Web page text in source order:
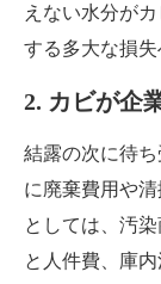
えない水分が
する多大な損失
2. カビが企
結露の次に待
に廃棄費用や
としては、汚
と人件費、庫